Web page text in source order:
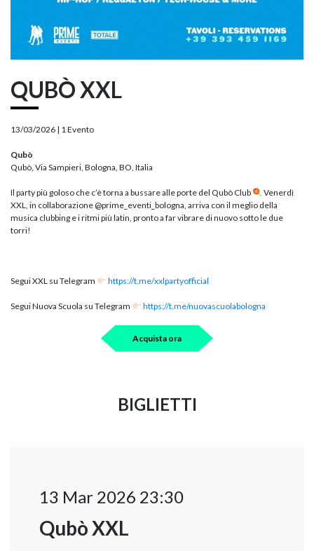
QUBÒ XXL
13/03/2026 | 1 Evento
Qubò
Qubò, Via Sampieri, Bologna, BO, Italia
Il party più goloso che c’è torna a bussare alle porte del Qubò Club
Venerdì
XXL, in collaborazione @prime_eventi_bologna, arriva con il meglio della
musica clubbing e i ritmi più latin, pronto a far vibrare di nuovo sotto le due
torri!
Segui XXL su Telegram https://t.me/xxlpartyofficial
Segui Nuova Scuola su Telegram https://t.me/nuovascuolabologna
Acquista ora
BIGLIETTI
13 Mar 2026 23:30
Qubò XXL